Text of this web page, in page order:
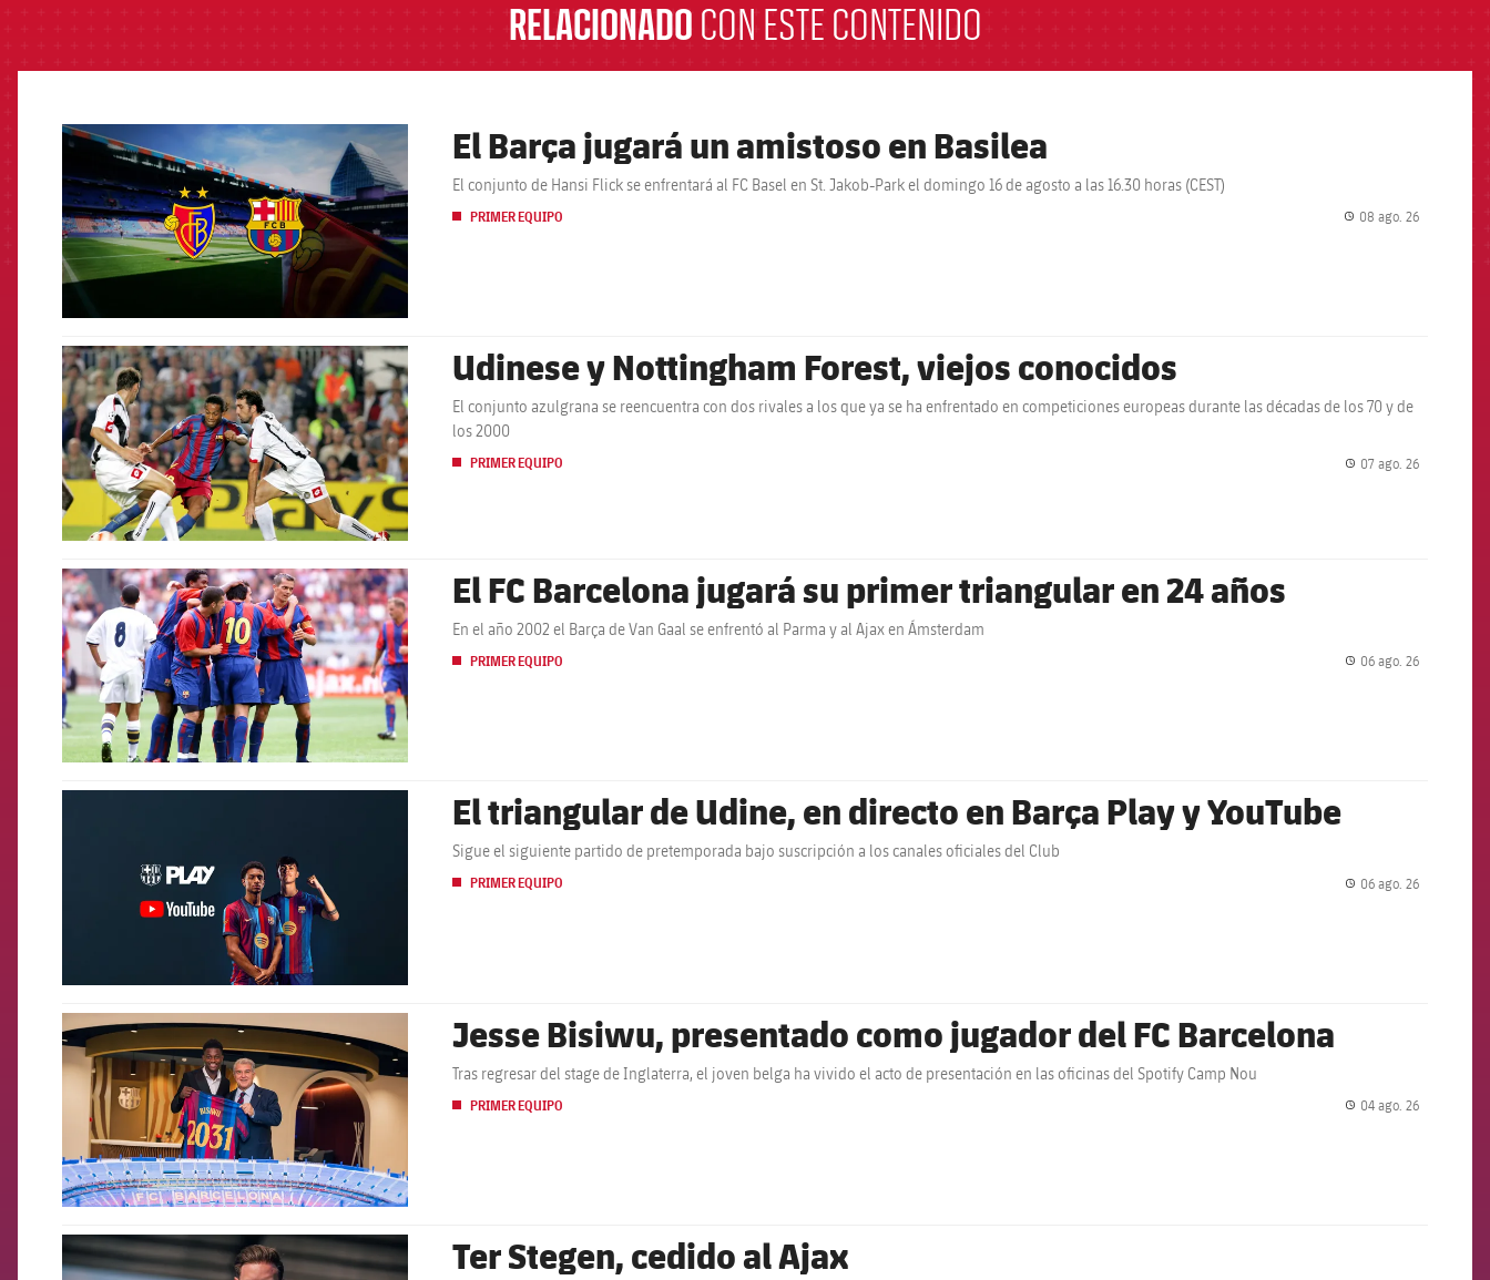
RELACIONADO CON ESTE CONTENIDO
FCB Barcelona badge El Barça jugará un amistoso en Basilea
El conjunto de Hansi Flick se enfrentará al FC Basel en St. Jakob-Park el domingo 16 de agosto a las 16.30 horas (CEST)
PRIMER EQUIPO 08 ago. 26
FCB Barcelona badge Udinese y Nottingham Forest, viejos conocidos
El conjunto azulgrana se reencuentra con dos rivales a los que ya se ha enfrentado en competiciones europeas durante las décadas de los 70 y de
los 2000
PRIMER EQUIPO 07 ago. 26
FCB Barcelona badge El FC Barcelona jugará su primer triangular en 24 años
En el año 2002 el Barça de Van Gaal se enfrentó al Parma y al Ajax en Ámsterdam
PRIMER EQUIPO 06 ago. 26
El triangular de Udine, en directo en Barça Play y YouTube
Sigue el siguiente partido de pretemporada bajo suscripción a los canales oficiales del Club
PRIMER EQUIPO 06 ago. 26
FCB Barcelona badge Jesse Bisiwu, presentado como jugador del FC Barcelona
Tras regresar del stage de Inglaterra, el joven belga ha vivido el acto de presentación en las oficinas del Spotify Camp Nou
PRIMER EQUIPO 04 ago. 26
FCB Barcelona badge Ter Stegen, cedido al Ajax